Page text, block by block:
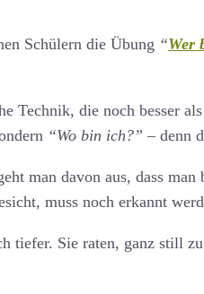
Schülern die Übung “Wer
Technik, die noch besser
“Wo bin ich?” – denn
man davon aus, dass
muss noch erkannt
tiefer. Sie raten, ganz still